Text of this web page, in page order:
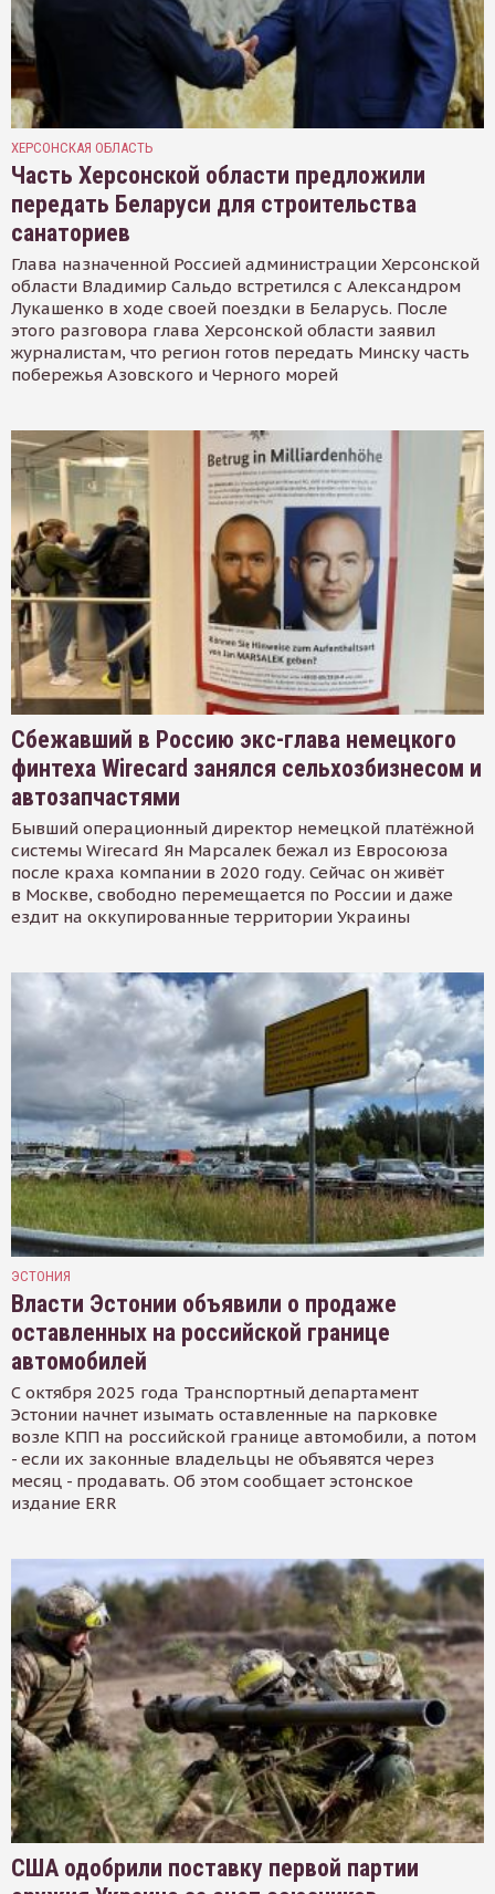
ХЕРСОНСКАЯ ОБЛАСТЬ
Часть Херсонской области предложили
передать Беларуси для строительства
санаториев
Глава назначенной Россией администрации Херсонской
области Владимир Сальдо встретился с Александром
Лукашенко в ходе своей поездки в Беларусь. После
этого разговора глава Херсонской области заявил
журналистам, что регион готов передать Минску часть
побережья Азовского и Черного морей
Сбежавший в Россию экс-глава немецкого
финтеха Wirecard занялся сельхозбизнесом и
автозапчастями
Бывший операционный директор немецкой платёжной
системы Wirecard Ян Марсалек бежал из Евросоюза
после краха компании в 2020 году. Сейчас он живёт
в Москве, свободно перемещается по России и даже
ездит на оккупированные территории Украины
ЭСТОНИЯ
Власти Эстонии объявили о продаже
оставленных на российской границе
автомобилей
С октября 2025 года Транспортный департамент
Эстонии начнет изымать оставленные на парковке
возле КПП на российской границе автомобили, а потом
- если их законные владельцы не объявятся через
месяц - продавать. Об этом сообщает эстонское
издание ERR
США одобрили поставку первой партии